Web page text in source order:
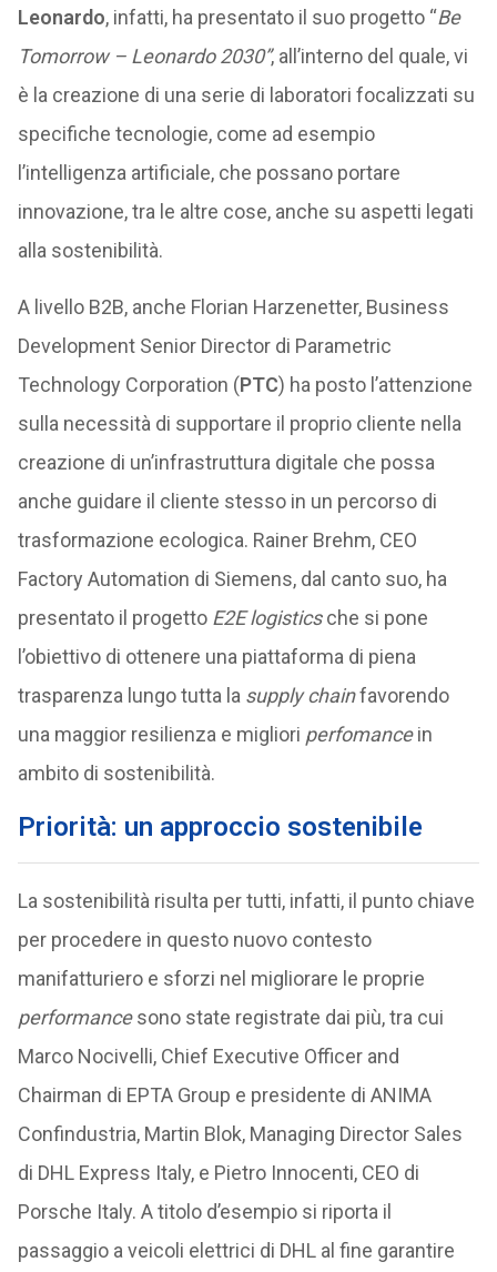
Leonardo, infatti, ha presentato il suo progetto “Be
Tomorrow – Leonardo 2030”, all’interno del quale, vi
è la creazione di una serie di laboratori focalizzati su
specifiche tecnologie, come ad esempio
l’intelligenza artificiale, che possano portare
innovazione, tra le altre cose, anche su aspetti legati
alla sostenibilità.
A livello B2B, anche Florian Harzenetter, Business
Development Senior Director di Parametric
Technology Corporation (PTC) ha posto l’attenzione
sulla necessità di supportare il proprio cliente nella
creazione di un’infrastruttura digitale che possa
anche guidare il cliente stesso in un percorso di
trasformazione ecologica. Rainer Brehm, CEO
Factory Automation di Siemens, dal canto suo, ha
presentato il progetto E2E logisticsche si pone
l’obiettivo di ottenere una piattaforma di piena
trasparenza lungo tutta la supply chainfavorendo
una maggior resilienza e migliori perfomancein
ambito di sostenibilità.
Priorità: un approccio sostenibile
La sostenibilità risulta per tutti, infatti, il punto chiave
per procedere in questo nuovo contesto
manifatturiero e sforzi nel migliorare le proprie
performancesono state registrate dai più, tra cui
Marco Nocivelli, Chief Executive Officer and
Chairman di EPTA Group e presidente di ANIMA
Confindustria, Martin Blok, Managing Director Sales
di DHL Express Italy, e Pietro Innocenti, CEO di
Porsche Italy. A titolo d’esempio si riporta il
passaggio a veicoli elettrici di DHL al fine garantire